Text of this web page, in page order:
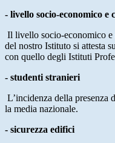
- livello socio-economico
Il livello socio-economico
del nostro Istituto si attesta
con quello degli Istituti
- studenti stranieri
L’incidenza della presenza
la media nazionale.
- sicurezza edifici